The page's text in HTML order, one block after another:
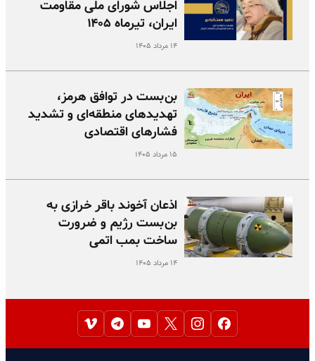
اجلاس شورای ملی مقاومت
ایران، تیرماه ۱۴۰۵
۱۴ مرداد ۱۴۰۵
بن‌بست در توافق هرمز،
تهدیدهای منطقه‌ای و تشدید
فشارهای اقتصادی
۱۵ مرداد ۱۴۰۵
اذعان آخوند باقر خرازی به
بن‌بست رژیم و ضرورت
ساخت بمب اتمی
۱۴ مرداد ۱۴۰۵